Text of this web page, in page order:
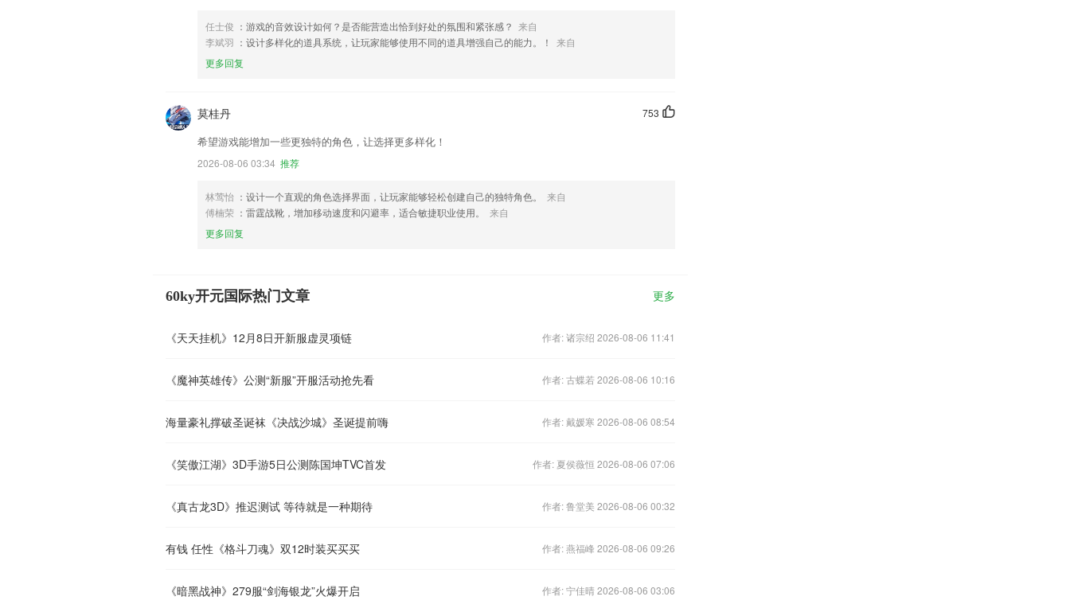
任士俊 ：游戏的音效设计如何？是否能营造出恰到好处的氛围和紧张感？ 来自
李斌羽 ：设计多样化的道具系统，让玩家能够使用不同的道具增强自己的能力。！
来自
更多回复
753
莫桂丹
希望游戏能增加一些更独特的角色，让选择更多样化！
2026-08-06 03:34 推荐
林莺怡 ：设计一个直观的角色选择界面，让玩家能够轻松创建自己的独特角色。
来自
傅楠荣 ：雷霆战靴，增加移动速度和闪避率，适合敏捷职业使用。
来自
更多回复
60ky开元国际热门文章 更多
《天天挂机》12月8日开新服虚灵项链 作者: 诸宗绍 2026-08-06 11:41
《魔神英雄传》公测“新服”开服活动抢先看 作者: 古蝶若 2026-08-06 10:16
海量豪礼撑破圣诞袜《决战沙城》圣诞提前嗨 作者: 戴媛寒 2026-08-06 08:54
《笑傲江湖》3D手游5日公测陈国坤TVC首发 作者: 夏侯薇恒 2026-08-06 07:06
《真古龙3D》推迟测试 等待就是一种期待 作者: 鲁堂美 2026-08-06 00:32
有钱 任性《格斗刀魂》双12时装买买买 作者: 燕福峰 2026-08-06 09:26
《暗黑战神》279服“剑海银龙”火爆开启 作者: 宁佳晴 2026-08-06 03:06